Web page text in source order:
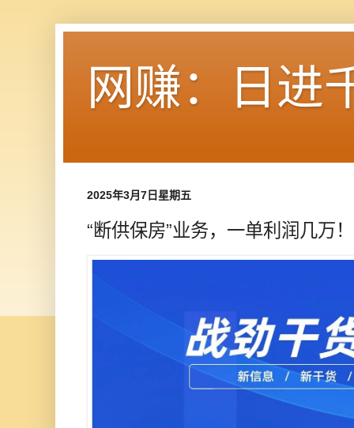
网赚：日进
2025年3月7日星期五
“断供保房”业务，一单利润几万！